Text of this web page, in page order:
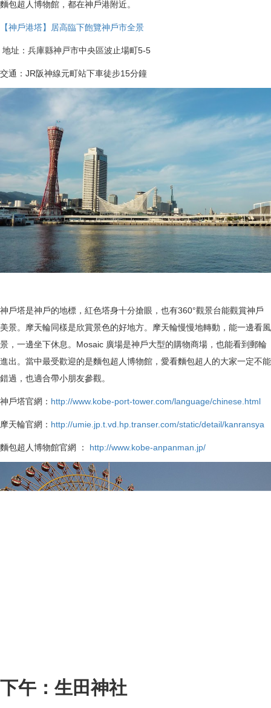
麵包超人博物館，都在神戶港附近。
【神戶港塔】居高臨下飽覽神戶市全景
地址：兵庫縣神戸市中央區波止場町5-5
交通：JR阪神線元町站下車徒步15分鐘
神戶塔是神戶的地標，紅色塔身十分搶眼，也有360°觀景台能觀賞神戶
美景。摩天輪同樣是欣賞景色的好地方。摩天輪慢慢地轉動，能一邊看風
景，一邊坐下休息。Mosaic 廣場是神戶大型的購物商場，也能看到郵輪
進出。當中最受歡迎的是麵包超人博物館，愛看麵包超人的大家一定不能
錯過，也適合帶小朋友參觀。
神戶塔官網： http://www.kobe-port-tower.com/language/chinese.html
摩天輪官網： http://umie.jp.t.vd.hp.transer.com/static/detail/kanransya
麵包超人博物館官網 ： http://www.kobe-anpanman.jp/
下午：生田神社